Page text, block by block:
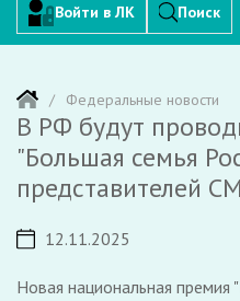
Войти в ЛК Поиск
Федеральные новости
В РФ будут
"Большая семья
представителей
12.11.2025
Новая национальная премия